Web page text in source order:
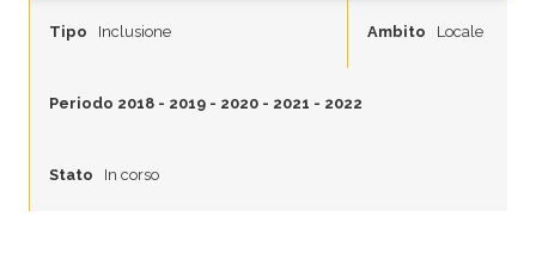
Tipo Inclusione Ambito Locale
Periodo 2018 - 2019 - 2020 - 2021 - 2022
Stato In corso